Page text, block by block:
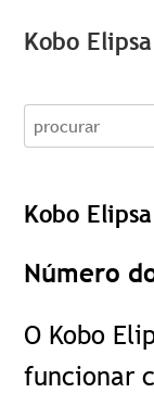
Kobo Elipsa
procurar
Kobo Elipsa
Número
O Kobo
funcionar